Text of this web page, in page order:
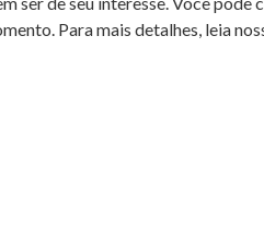
Para mais detalhes, leia